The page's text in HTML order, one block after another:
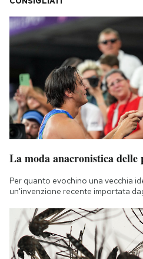
La moda anacronistica
Per quanto evochino una vecchia
un'invenzione recente importata